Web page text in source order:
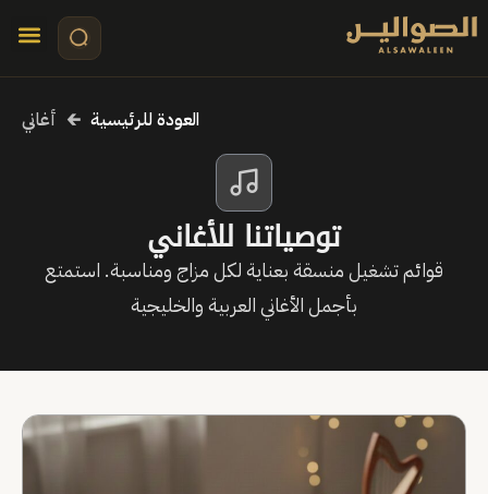
العودة للرئيسية 🡰 أغاني
توصياتنا للأغاني
قوائم تشغيل منسقة بعناية لكل مزاج ومناسبة. استمتع
بأجمل الأغاني العربية والخليجية